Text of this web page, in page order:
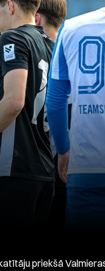
priekšā